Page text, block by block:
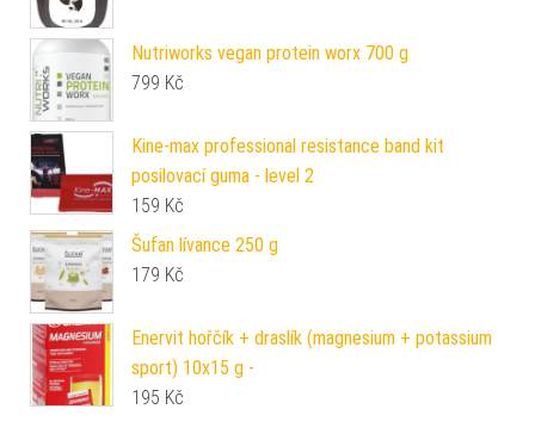
Nutriworks vegan protein worx 700 g
799 Kč
Kine-max professional resistance band kit
posilovací guma - level 2
159 Kč
Šufan lívance 250 g
179 Kč
Enervit hořčík + draslík (magnesium + potassium
sport) 10x15 g -
195 Kč